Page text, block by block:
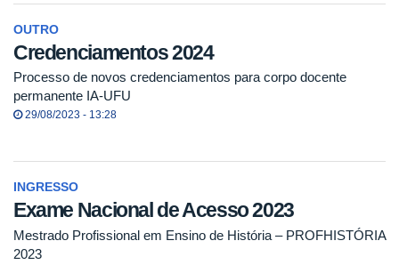
OUTRO
Credenciamentos 2024
Processo de novos credenciamentos para corpo docente
permanente IA-UFU
29/08/2023 - 13:28
INGRESSO
Exame Nacional de Acesso 2023
Mestrado Profissional em Ensino de História – PROFHISTÓRIA
2023